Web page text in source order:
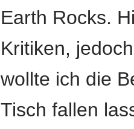
Earth Rocks.
Kritiken,
wollte ich die
Tisch fallen